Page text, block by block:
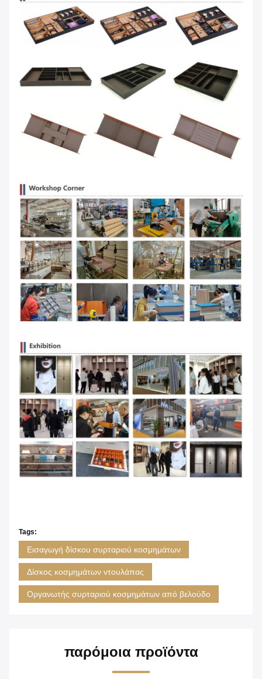
Tags:
Εισαγωγή δίσκου συρταριού κοσμημάτων
Δίσκος κοσμημάτων ντουλάπας
Οργανωτής συρταριού κοσμημάτων από βελούδο
παρόμοια προϊόντα